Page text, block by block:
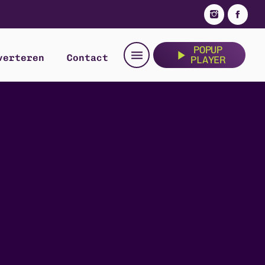
Contact menu play_arrow
POPUP
PLAYER